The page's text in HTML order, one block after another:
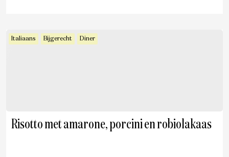
Italiaans Bijgerecht Diner
Risotto met amarone, porcini en robiolakaas